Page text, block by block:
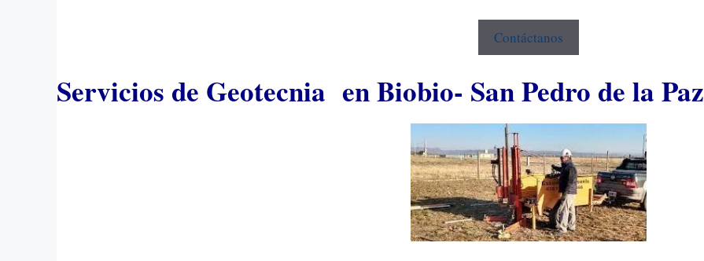
Contáctanos
Servicios de Geotecnia en Biobio- San Pedro de la Paz